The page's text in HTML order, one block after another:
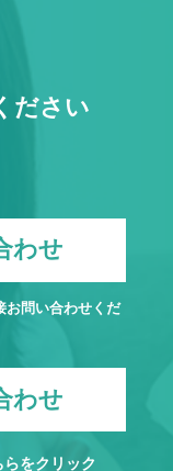
ださい
わせ
お問い合わせくだ
わせ
らをクリック